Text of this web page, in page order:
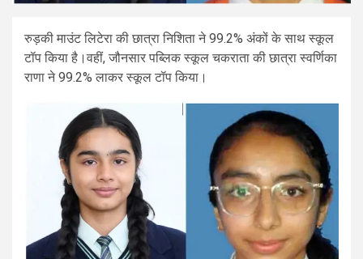
रुड़की माउंट लिटेरा की छात्रा निशिता ने 99.2% अंकों के साथ स्कूल
टॉप किया है।वहीं, जौनसार पब्लिक स्कूल चकराता की छात्रा स्वर्णिका
राणा ने 99.2% लाकर स्कूल टॉप किया।